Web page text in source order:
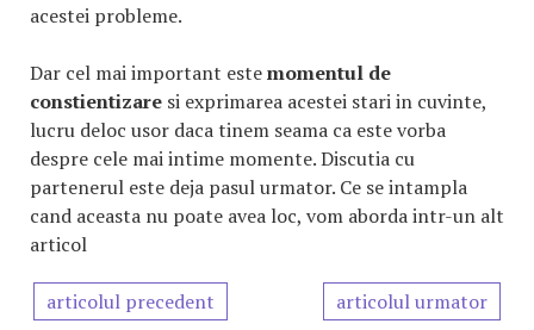
acestei probleme.
Dar cel mai important estemomentul de
constientizare si exprimarea acestei stari in cuvinte,
lucru deloc usor daca tinem seama ca este vorba
despre cele mai intime momente. Discutia cu
partenerul este deja pasul urmator. Ce se intampla
cand aceasta nu poate avea loc, vom aborda intr-un alt
articol
articolul precedent articolul urmator